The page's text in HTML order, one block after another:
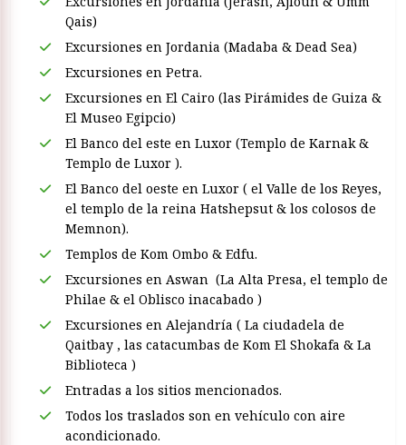
Qais)
Excursiones en Jordania (Madaba & Dead Sea)
Excursiones en Petra.
Excursiones en El Cairo (las Pirámides de Guiza &
El Museo Egipcio)
El Banco del este en Luxor (Templo de Karnak &
Templo de Luxor ).
El Banco del oeste en Luxor ( el Valle de los Reyes,
el templo de la reina Hatshepsut & los colosos de
Memnon).
Templos de Kom Ombo & Edfu.
Excursiones en Aswan (La Alta Presa, el templo de
Philae & el Oblisco inacabado )
Excursiones en Alejandría ( La ciudadela de
Qaitbay , las catacumbas de Kom El Shokafa & La
Biblioteca )
Entradas a los sitios mencionados.
Todos los traslados son en vehículo con aire
acondicionado.